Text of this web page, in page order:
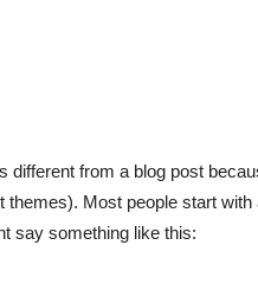
different from a blog post
themes). Most people start
say something like this: